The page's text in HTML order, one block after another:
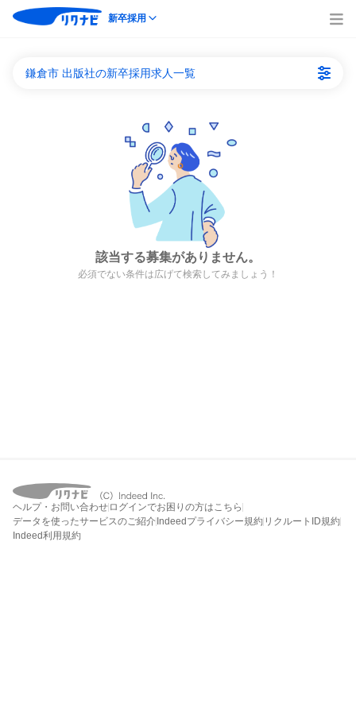
新卒採用
鎌倉市 出版社の新卒採用求人一覧
該当する募集がありません。
必須でない条件は広げて検索してみましょう！
ヘルプ・お問い合わせ ログインでお困りの方はこちら
データを使ったサービスのご紹介 Indeedプライバシー規約 リクルートID規約
Indeed利用規約